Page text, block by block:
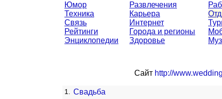
Юмор
Техника
Связь
Рейтинги
Энциклопедии
Развлечения
Карьера
Интернет
Города и регионы
Здоровье
Сайт http://
1. Свадьба